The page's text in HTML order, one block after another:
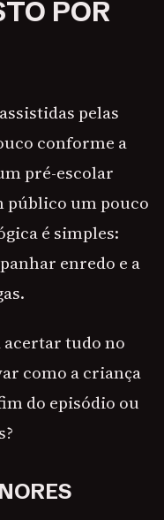
POR
pelas
conforme a
pré-escolar
público um pouco
é simples:
enredo e a
acertar tudo no
como a criança
do episódio ou